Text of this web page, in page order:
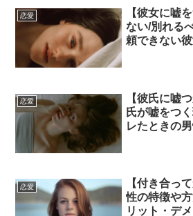
恋愛
【彼女に嘘
ない/別れる
頼できない
恋愛
【彼氏に嘘
氏が嘘をつ
レたときの
恋愛
【付き合っ
性の特徴や
リット・デ